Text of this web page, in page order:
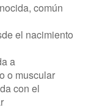
común
el nacimiento
a
o muscular
con el